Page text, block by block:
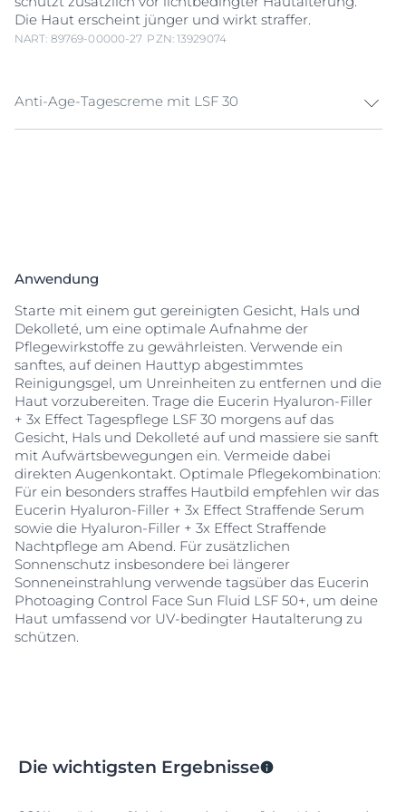
Die Haut erscheint jünger und wirkt straffer.
NART: 89769-00000-27 PZN: 13929074
Anti-Age-Tagescreme mit LSF 30
Eucerins innovative Formel kombiniert zwei Arten von
Hyaluronsäure
Makro-Hyaluronsäureversorgt die oberen
Hautschichten intensiv mit Feuchtigkeit und sorgt für
ein sichtbar glatteres Hautbild. Mikro-Hyaluronsäure
dringt tiefer in die epidermalen Hautschichten ein,
um selbst ausgeprägteFaltenvon innen heraus
aufzupolstern. Zusätzlich angereichert mit LSF 30,
UVA-Schutz und antioxidativemGlycin-Saponin
schützt die Pflege effektiv vor lichtbedingter
vorzeitigerHautalterungund beugt der weiteren
Ausprägung vonFalten vor.
Ganz gleich, ob das Hauptanliegen tiefeFalten ,
Sonnenschutz oder das Bedürfnis nach
langanhaltender Feuchtigkeit ist, diese Formel ist für
unterschiedliche Hautpflegebedürfnisse konzipiert:
WennFaltenreduziert und der Feuchtigkeitsgehalt
der Haut erhalten werden soll:
Die alternde Haut braucht langanhaltende
Feuchtigkeit, um ihre Geschmeidigkeit und
Hautalterungbenötigt wird:
Anwendung
Starte mit einem gut gereinigten Gesicht, Hals und
Dekolleté, um eine optimale Aufnahme der
Pflegewirkstoffe zu gewährleisten. Verwende ein
sanftes, auf deinen Hauttyp abgestimmtes
Reinigungsgel, um Unreinheiten zu entfernen und die
Haut vorzubereiten. Trage die Eucerin Hyaluron-Filler
+ 3x Effect Tagespflege LSF 30 morgens auf das
Gesicht, Hals und Dekolleté auf und massiere sie sanft
mit Aufwärtsbewegungen ein. Vermeide dabei
direkten Augenkontakt. Optimale Pflegekombination:
Für ein besonders straffes Hautbild empfehlen wir das
Eucerin Hyaluron-Filler + 3x Effect Straffende Serum
sowie die Hyaluron-Filler + 3x Effect Straffende
Nachtpflege am Abend. Für zusätzlichen
Sonnenschutz insbesondere bei längerer
Sonneneinstrahlung verwende tagsüber das Eucerin
Photoaging Control Face Sun Fluid LSF 50+, um deine
Haut umfassend vor UV-bedingter Hautalterung zu
schützen.
Die wichtigsten Ergebnisse